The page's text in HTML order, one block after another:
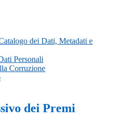
dei Dati, Metadati e
Personali
Corruzione
dei Premi